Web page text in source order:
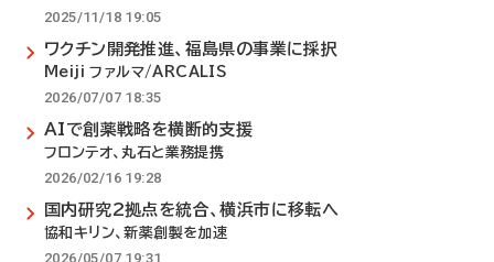
2025/11/18 19:05
ワクチン開発推進、福島県の事業に採択
Meiji ファルマ/ARCALIS
2026/07/07 18:35
AIで創薬戦略を横断的支援
フロンテオ、丸石と業務提携
2026/02/16 19:28
国内研究2拠点を統合、横浜市に移転へ
協和キリン、新薬創製を加速
2026/05/07 19:31